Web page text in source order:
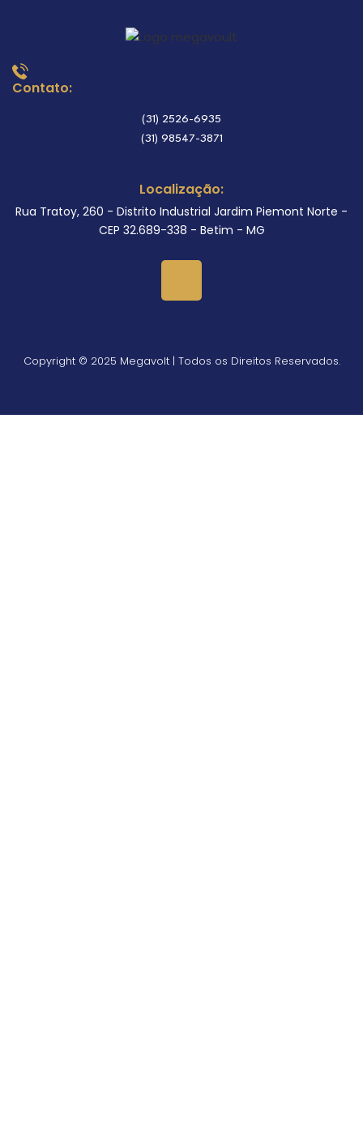
Contato:
(31) 2526-6935
(31) 98547-3871
Localização:
Rua Tratoy, 260 - Distrito Industrial Jardim Piemont Norte -
CEP 32.689-338 - Betim - MG
Copyright © 2025 Megavolt | Todos os Direitos Reservados.